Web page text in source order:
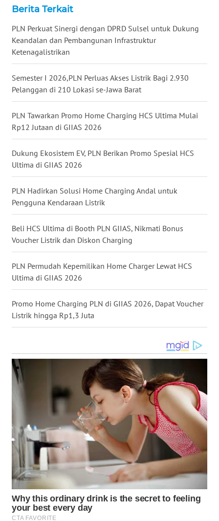
Berita Terkait
PLN Perkuat Sinergi dengan DPRD Sulsel untuk Dukung
Keandalan dan Pembangunan Infrastruktur
Ketenagalistrikan
Semester I 2026,PLN Perluas Akses Listrik Bagi 2.930
Pelanggan di 210 Lokasi se-Jawa Barat
PLN Tawarkan Promo Home Charging HCS Ultima Mulai
Rp12 Jutaan di GIIAS 2026
Dukung Ekosistem EV, PLN Berikan Promo Spesial HCS
Ultima di GIIAS 2026
PLN Hadirkan Solusi Home Charging Andal untuk
Pengguna Kendaraan Listrik
Beli HCS Ultima di Booth PLN GIIAS, Nikmati Bonus
Voucher Listrik dan Diskon Charging
PLN Permudah Kepemilikan Home Charger Lewat HCS
Ultima di GIIAS 2026
Promo Home Charging PLN di GIIAS 2026, Dapat Voucher
Listrik hingga Rp1,3 Juta
LANGKAT
WN
TAPANULI
SELATAN
WN
TANJUNG
LESUNG
KARO
SIMALUNGUN
LABUHANBATU
TAPANULI
TENGAH
WN DELI
SERDANG
TINGGI
WN
KARAWANG
BEKASI
WN
BOGOR